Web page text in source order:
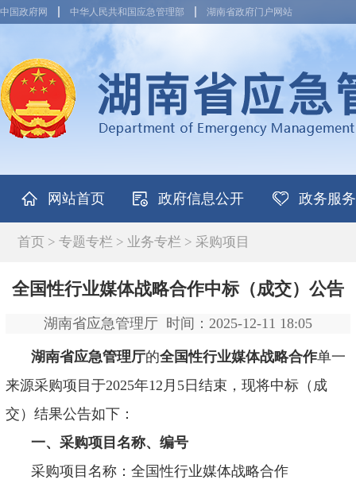
中国政府网 中华人民共和国应急管理部 湖南省政府门户网站
网站首页 政府信息公开 政务服务
首页> 专题专栏 > 业务专栏 > 采购项目
全国性行业媒体战略合作中标（成交）公告
湖南省应急管理厅 时间：2025-12-11 18:05
湖南省应急管理厅的全国性行业媒体战略合作单一
来源采购项目于2025年12 月 5 日结束，现将中标（成
交）结果公告如下：
一、采购项目名称、编号
采购项目名称：全国性行业媒体战略合作